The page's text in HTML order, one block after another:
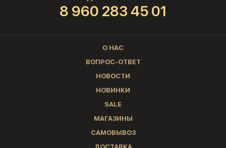
8 960 283 45 01
О НАС
ВОПРОС-ОТВЕТ
НОВОСТИ
НОВИНКИ
SALE
МАГАЗИНЫ
САМОВЫВОЗ